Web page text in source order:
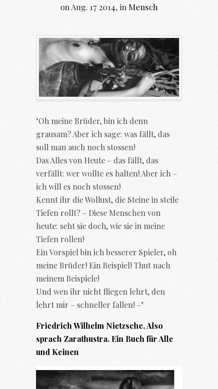
on Aug. 17 2014, in Mensch
"Oh meine Brüder, bin ich denn
grausam? Aber ich sage: was fällt, das
soll man auch noch stossen!
Das Alles von Heute – das fällt, das
verfällt: wer wollte es halten! Aber ich –
ich will es noch stossen!
Kennt ihr die Wollust, die Steine in steile
Tiefen rollt? – Diese Menschen von
heute: seht sie doch, wie sie in meine
Tiefen rollen!
Ein Vorspiel bin ich besserer Spieler, oh
meine Brüder! Ein Beispiel! Thut nach
meinem Beispiele!
Und wen ihr nicht fliegen lehrt, den
lehrt mir – schneller fallen! –"
Friedrich Wilhelm Nietzsche, Also
sprach Zarathustra. Ein Buch für Alle
und Keinen